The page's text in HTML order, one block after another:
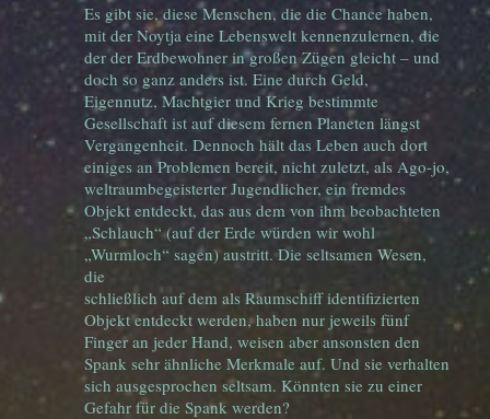
Es gibt sie, diese Menschen, die die Chance haben,
mit der Noytja eine Lebenswelt kennenzulernen, die
der der Erdbewohner in großen Zügen gleicht – und
doch so ganz anders ist. Eine durch Geld,
Eigennutz, Machtgier und Krieg bestimmte
Gesellschaft ist auf diesem fernen Planeten längst
Vergangenheit. Dennoch hält das Leben auch dort
einiges an Problemen bereit, nicht zuletzt, als Ago-jo,
weltraumbegeisterter Jugendlicher, ein fremdes
Objekt entdeckt, das aus dem von ihm beobachteten
„Schlauch“ (auf der Erde würden wir wohl
„Wurmloch“ sagen) austritt. Die seltsamen Wesen,
die
schließlich auf dem als Raumschiff identifizierten
Objekt entdeckt werden, haben nur jeweils fünf
Finger an jeder Hand, weisen aber ansonsten den
Spank sehr ähnliche Merkmale auf. Und sie verhalten
sich ausgesprochen seltsam. Könnten sie zu einer
Gefahr für die Spank werden?